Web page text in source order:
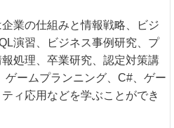
業の仕組みと情報戦略、ビジ
演習、ビジネス事例研究、プ
処理、卒業研究、認定対策講
ゲームプランニング、C#、ゲー
ィ応用などを学ぶことができ